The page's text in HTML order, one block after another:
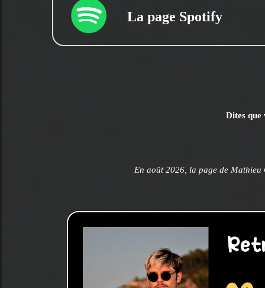
La page Spotify
Dites que
En août 2026, la page de